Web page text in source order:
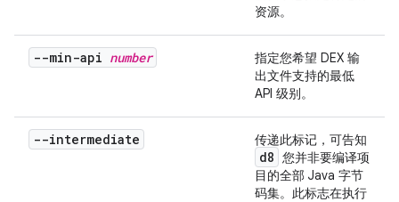
资源。
--min-api number
指定您希望 DEX 输
出文件支持的最低
API 级别。
--intermediate 传递此标记，可告知
d8 您并非要编译项
目的全部 Java 字节
码集。此标志在执行